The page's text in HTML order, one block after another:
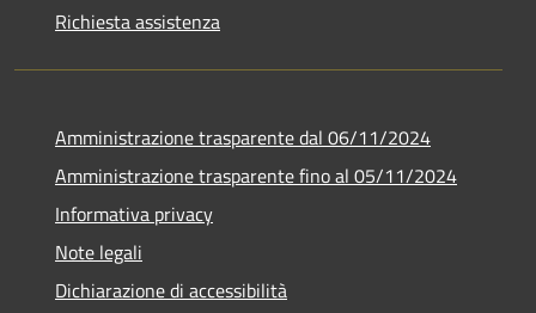
Richiesta assistenza
Amministrazione trasparente dal 06/11/2024
Amministrazione trasparente fino al 05/11/2024
Informativa privacy
Note legali
Dichiarazione di accessibilità